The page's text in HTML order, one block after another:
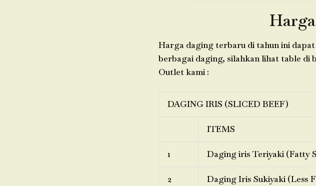
Harga daging terbaru di tahun ini
berbagai daging, silahkan lihat table di
Outlet kami :
DAGING IRIS (SLICED BEEF)
ITEMS
1 Daging iris Teriyaki (Fatty
2 Daging Iris Sukiyaki (Less